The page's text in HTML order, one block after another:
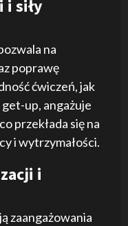
i siły
na
poprawę
ćwiczeń, jak
up, angażuje
przekłada się na
i wytrzymałości.
i
zaangażowania